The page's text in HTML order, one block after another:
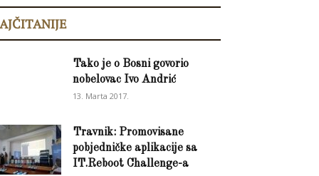
Tako je o Bosni govorio
nobelovac Ivo Andrić
13. Marta 2017.
Travnik: Promovisane
pobjedničke aplikacije sa
IT.Reboot Challenge-a